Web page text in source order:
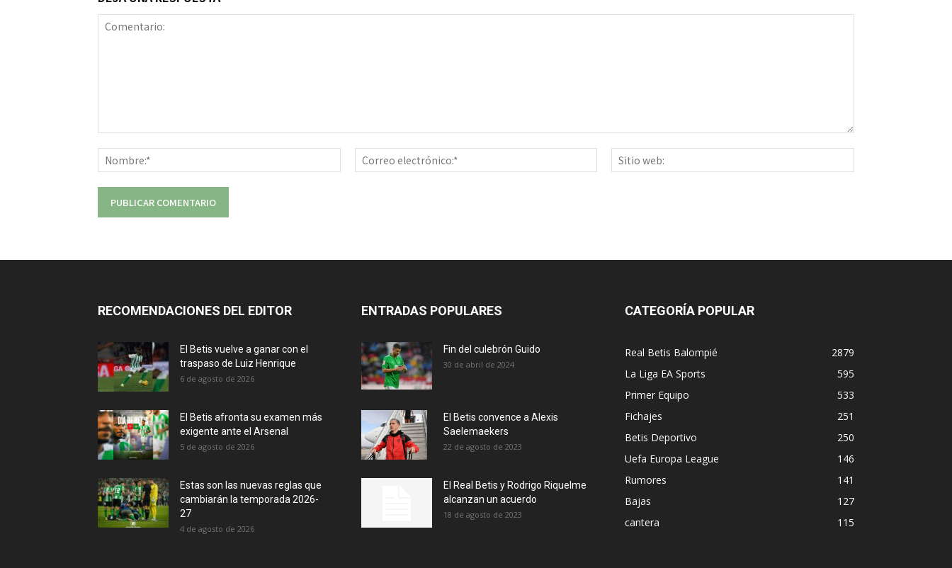
Nombre:*
Correo
electrónico:*
web:
RECOMENDACIONES DEL EDITOR
El Betis vuelve a ganar con el
traspaso de Luiz Henrique
6 de agosto de 2026
El Betis afronta su examen más
exigente ante el Arsenal
5 de agosto de 2026
Estas son las nuevas reglas que
cambiarán la temporada 2026-
27
4 de agosto de 2026
ENTRADAS POPULARES
Fin del culebrón Guido
30 de abril de 2024
El Betis convence a Alexis
Saelemaekers
22 de agosto de 2023
El Real Betis y Rodrigo Riquelme
alcanzan un acuerdo
18 de agosto de 2023
CATEGORÍA POPULAR
Real Betis Balompié
2879
La Liga EA Sports
595
Primer Equipo
533
Fichajes
251
Betis Deportivo
250
Uefa Europa League
146
Rumores
141
Bajas
127
cantera
115